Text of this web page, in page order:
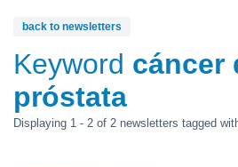
Keyword cáncer
próstata
back to newsletters
Displaying 1 - 2 of 2 newsletters tagged